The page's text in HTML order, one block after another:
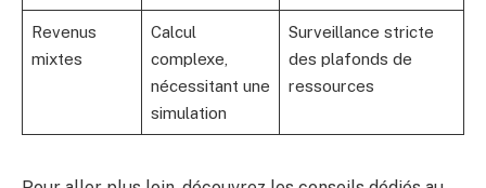
Revenus
mixtes
Calcul
complexe,
nécessitant une
simulation
Surveillance stricte
des plafonds de
ressources